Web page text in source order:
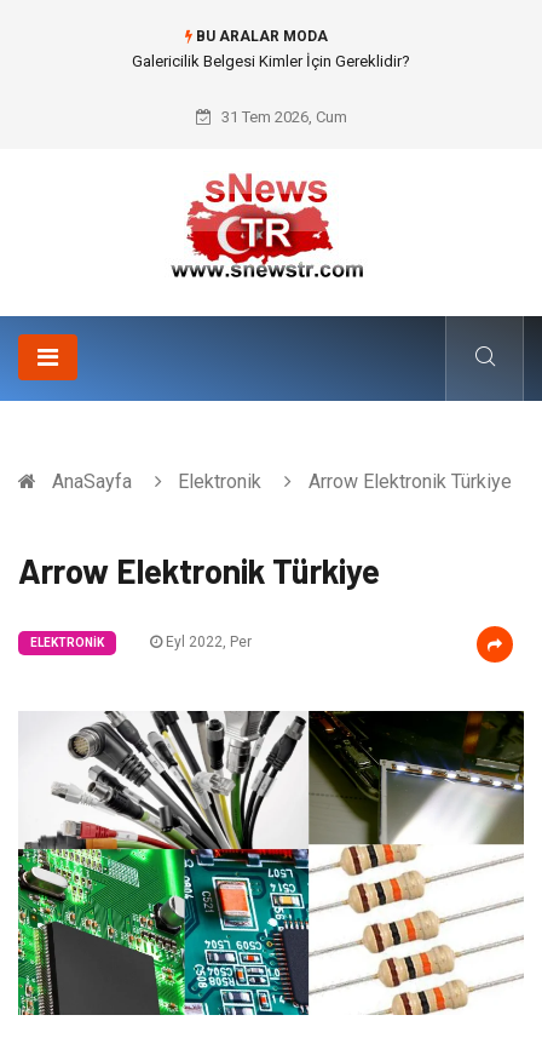
BU ARALAR MODA
Doküman Yönetimi ile Kurumsal Hafızanın Dijitalleşmesi
31 Tem 2026, Cum
AnaSayfa Elektronik Arrow Elektronik Türkiye
Arrow Elektronik Türkiye
ELEKTRONIK Eyl 2022, Per